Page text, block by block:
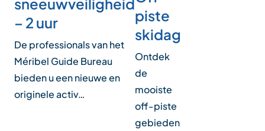
– 2 uur
De professionals van het
Méribel Guide Bureau
bieden u een nieuwe en
originele activ…
piste
skidag
Ontdek
de
mooiste
off-piste
gebieden